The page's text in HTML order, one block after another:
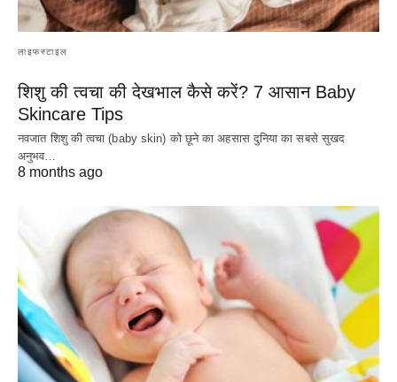
लाइफस्टाइल
शिशु की त्वचा की देखभाल कैसे करें? 7 आसान Baby
Skincare Tips
नवजात शिशु की त्वचा (baby skin) को छूने का अहसास दुनिया का सबसे सुखद
अनुभव…
8 months ago